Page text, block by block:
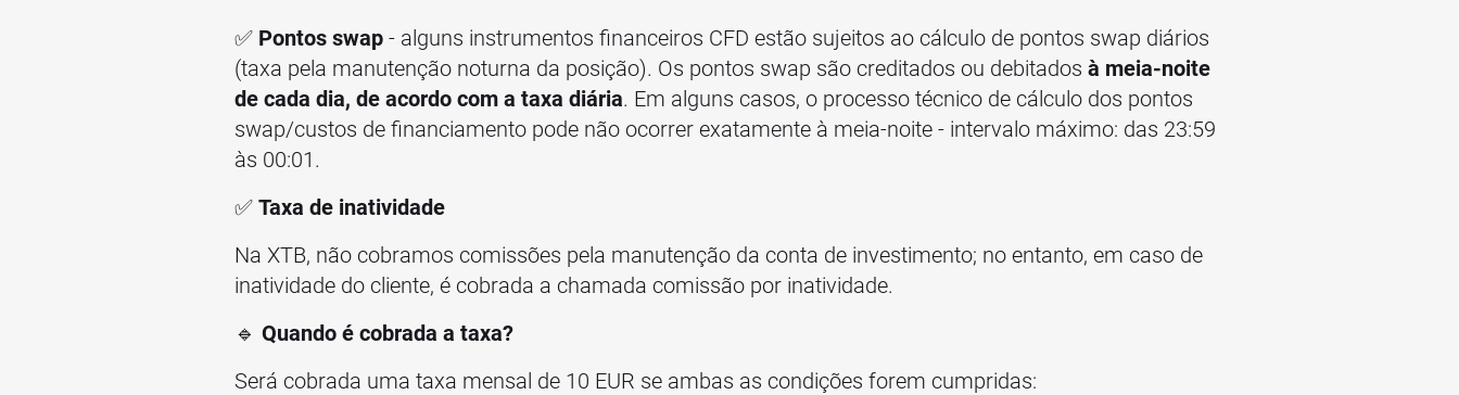
✅ Pontos swap- alguns instrumentos financeiros CFD estão sujeitos ao cálculo de pontos swap diários
(taxa pela manutenção noturna da posição). Os pontos swap são creditados ou debitados à meia-noite
de cada dia, de acordo com a taxa diária. Em alguns casos, o processo técnico de cálculo dos pontos
swap/custos de financiamento pode não ocorrer exatamente à meia-noite - intervalo máximo: das 23:59
às 00:01.
✅Taxa de inatividade
Na XTB, não cobramos comissões pela manutenção da conta de investimento; no entanto, em caso de
inatividade do cliente, é cobrada a chamada comissão por inatividade.
🔹 Quando é cobrada a taxa?
Será cobrada uma taxa mensal de 10 EUR se ambas as condições forem cumpridas: